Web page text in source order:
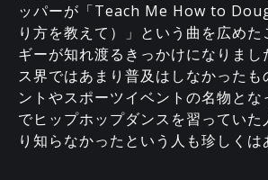
ッパーが「Teach Me How to
り方を教えて）」という曲を広めた
ギーが知れ渡るきっかけになりまし
ス界ではあまり普及はしなかった
ントやスポーツイベントの名物とな
でヒップホップダンスを習っていた
り知らなかったという人も珍しくは